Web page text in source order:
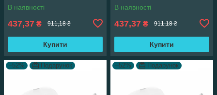
В наявності
437,37 ₴ 911,18 ₴
Купити
В наявності
437,37 ₴ 911,18 ₴
Купити
–52% Подарунок –52% Подарунок